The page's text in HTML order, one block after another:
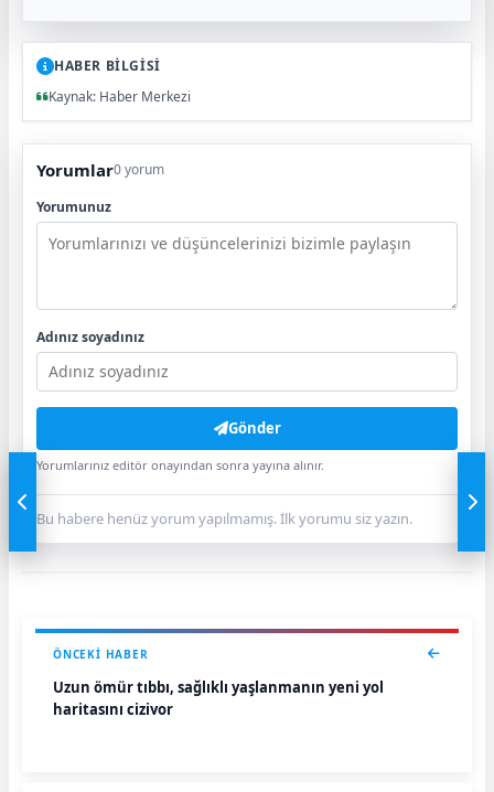
HABER BİLGİSİ
Kaynak: Haber Merkezi
Yorumlar0 yorum
Yorumunuz
Adınız soyadınız
Gönder
Yorumlarınız editör onayından sonra yayına alınır.
Bu habere henüz yorum yapılmamış. İlk yorumu siz yazın.
ÖNCEKI HABER
Uzun ömür tıbbı, sağlıklı yaşlanmanın yeni yol
haritasını çiziyor